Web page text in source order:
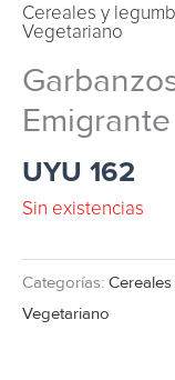
Cereales y
Vegetariano
UYU 162
Sin existencias
Categorías:
Vegetariano